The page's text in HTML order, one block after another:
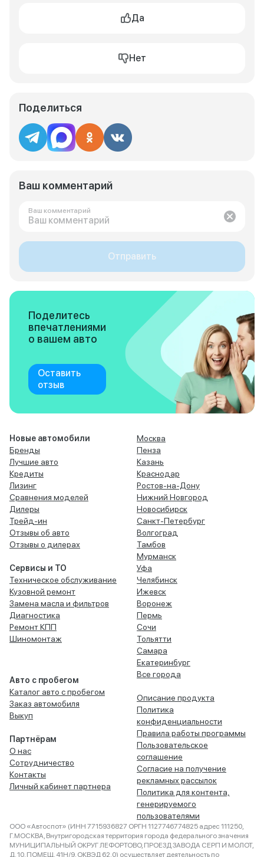
Да
Нет
Поделиться
Ваш комментарий
Ваш комментарий
Отправить
Поделитесь
впечатлениями
о вашем авто
Оставить
отзыв
Новые автомобили
Бренды
Лучшие авто
Кредиты
Лизинг
Сравнения моделей
Дилеры
Трейд-ин
Отзывы об авто
Отзывы о дилерах
Сервисы и ТО
Техническое обслуживание
Кузовной ремонт
Замена масла и фильтров
Диагностика
Ремонт КПП
Шиномонтаж
Авто с пробегом
Каталог авто с пробегом
Заказ автомобиля
Выкуп
Партнёрам
О нас
Сотрудничество
Контакты
Личный кабинет партнера
Москва
Пенза
Казань
Краснодар
Ростов-на-Дону
Нижний Новгород
Новосибирск
Санкт-Петербург
Волгоград
Тамбов
Мурманск
Уфа
Челябинск
Ижевск
Воронеж
Пермь
Сочи
Тольятти
Самара
Екатеринбург
Все города
Описание продукта
Политика
конфиденциальности
Правила работы программы
Пользовательское
соглашение
Согласие на получение
рекламных рассылок
Политика для контента,
генерируемого
пользователями
ООО «Автоспот» (ИНН 7715936827 ОРГН 1127746774825 адрес 111250,
Г.МОСКВА, Внутригородская территория города федерального значения
МУНИЦИПАЛЬНЫЙ ОКРУГ ЛЕФОРТОВО, ПРОЕЗД ЗАВОДА СЕРП И МОЛОТ,
Д. 10, ПОМЕЩ. 41Н/9, ОКВЭД 62.0) осуществляет деятельность по